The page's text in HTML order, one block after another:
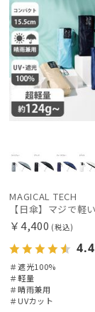
MAGICAL TECH
￥4,400 (税込)
4.4
＃遮光100%
＃軽量
＃晴雨兼用
＃UVカット